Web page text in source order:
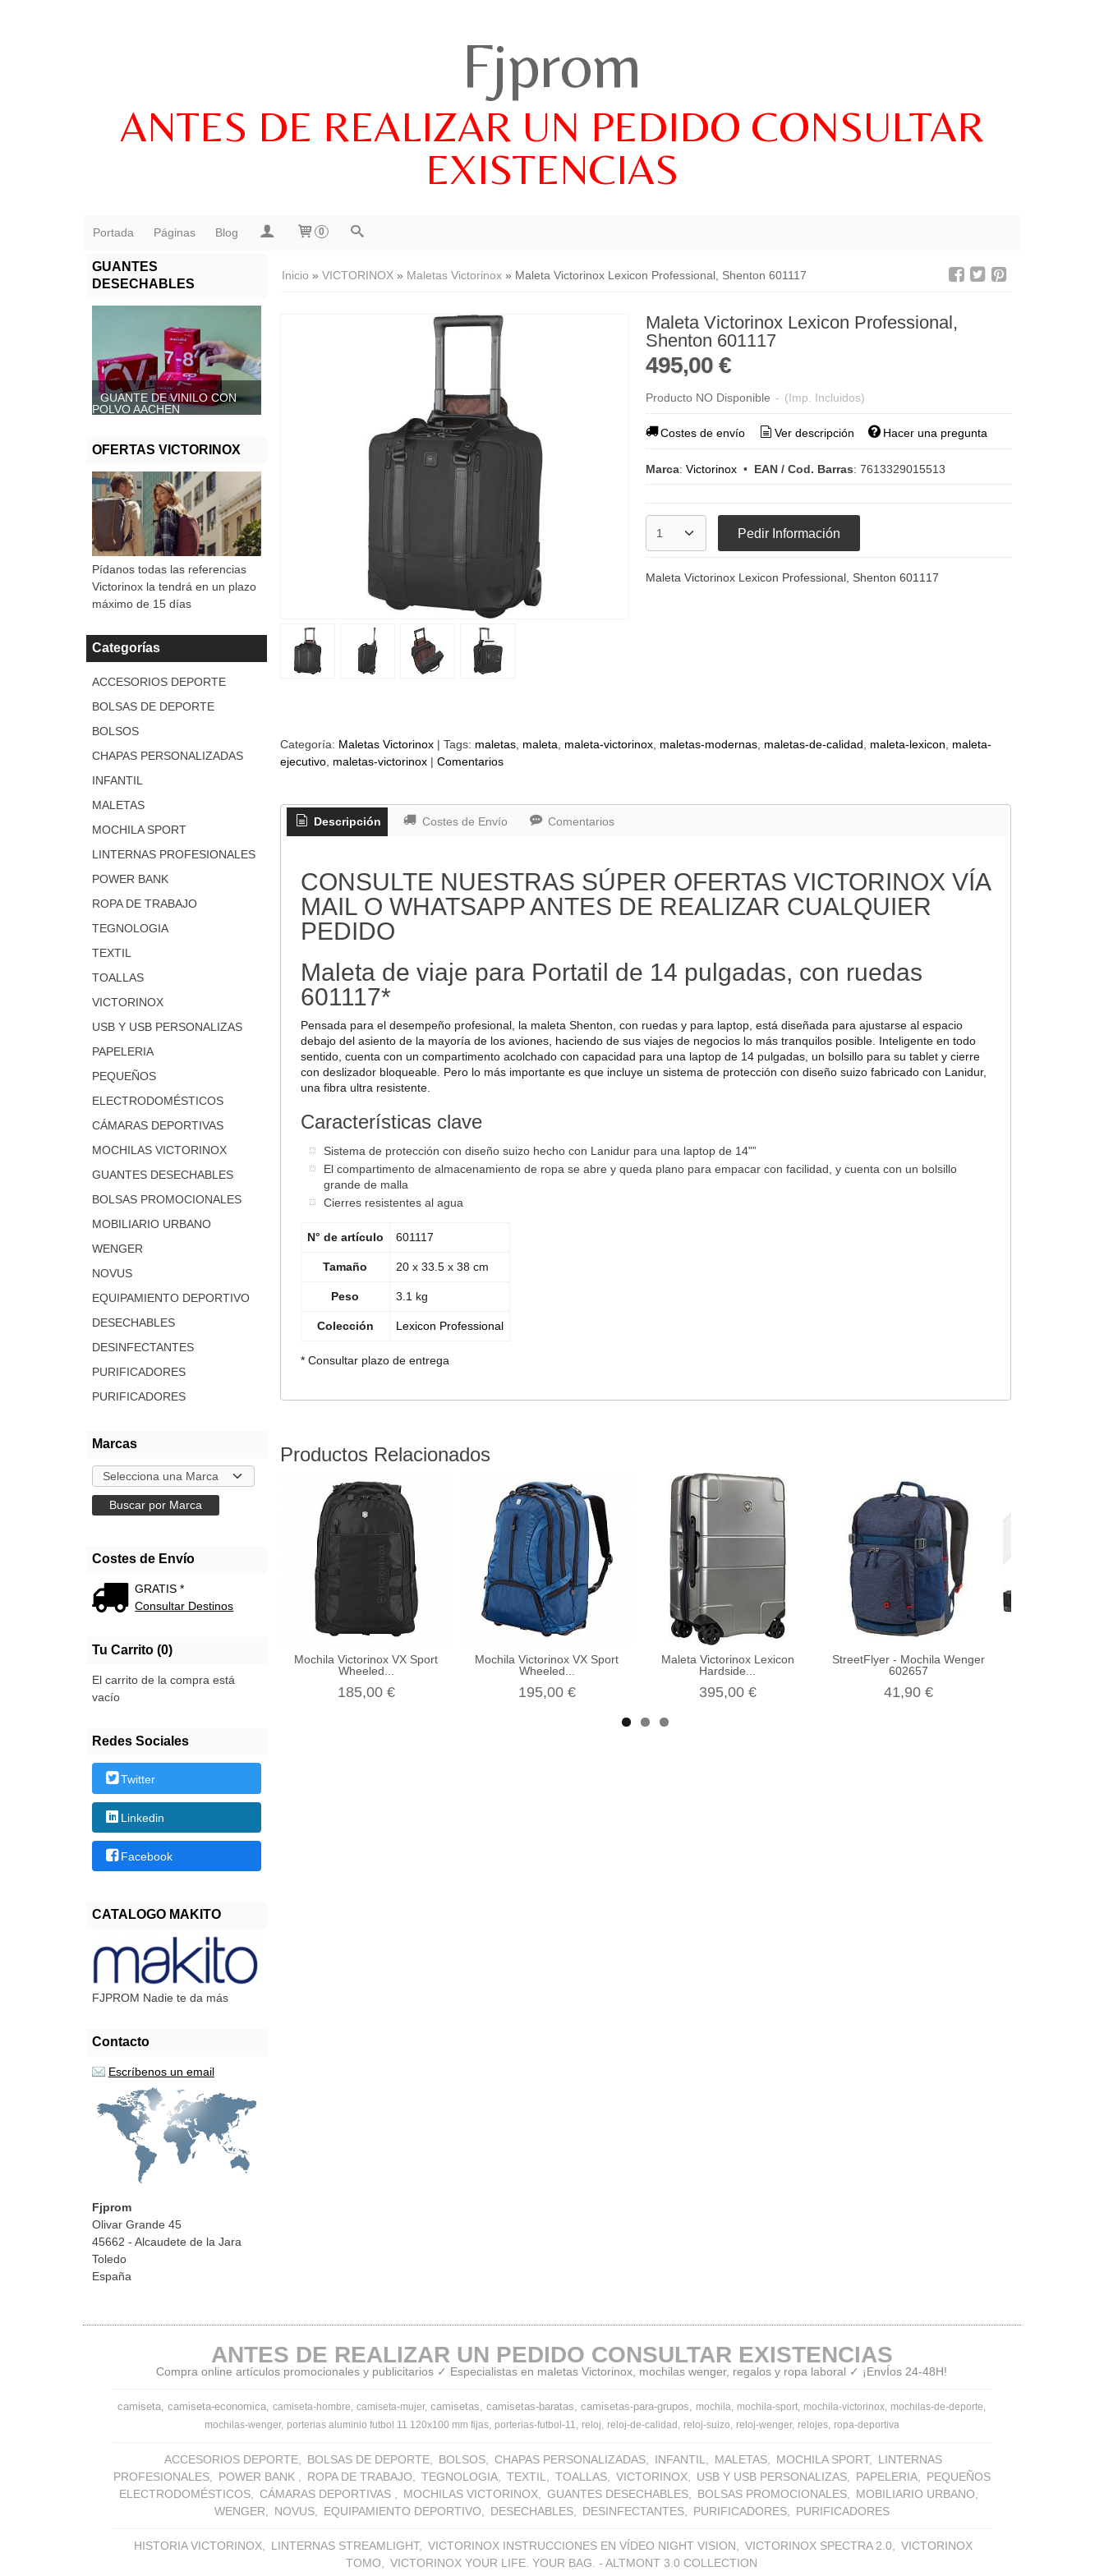
Fjprom
ANTES DE REALIZAR UN PEDIDO CONSULTAR
EXISTENCIAS
Portada Páginas Blog 0
GUANTES
DESECHABLES
GUANTE DE VINILO CON
POLVO AACHEN
GUANTE DE VINILO SIN
POLVO, AACHEN
OFERTAS VICTORINOX
Pídanos todas las referencias
Victorinox la tendrá en un plazo
máximo de 15 días
Categorías
ACCESORIOS DEPORTE
BOLSAS DE DEPORTE
BOLSOS
CHAPAS PERSONALIZADAS
INFANTIL
MALETAS
MOCHILA SPORT
LINTERNAS PROFESIONALES
POWER BANK
ROPA DE TRABAJO
TEGNOLOGIA
TEXTIL
TOALLAS
VICTORINOX
USB Y USB PERSONALIZAS
PAPELERIA
PEQUEÑOS
ELECTRODOMÉSTICOS
CÁMARAS DEPORTIVAS
MOCHILAS VICTORINOX
GUANTES DESECHABLES
BOLSAS PROMOCIONALES
MOBILIARIO URBANO
WENGER
NOVUS
EQUIPAMIENTO DEPORTIVO
DESECHABLES
DESINFECTANTES
PURIFICADORES
PURIFICADORES
Marcas
Costes de Envío
GRATIS *
Consultar Destinos
Tu Carrito (0)
El carrito de la compra está
vacío
Redes Sociales
Twitter
Linkedin
Facebook
CATALOGO MAKITO
FJPROM Nadie te da más
Contacto
Escríbenos un email
Fjprom
Olivar Grande 45
45662 - Alcaudete de la Jara
Toledo
España
Inicio » VICTORINOX» Maletas Victorinox» Maleta Victorinox Lexicon Professional, Shenton 601117
Maleta Victorinox Lexicon Professional,
Shenton 601117
495,00 €
Producto NO Disponible - (Imp. Incluidos)
Costes de envío Ver descripción Hacer una pregunta
Marca: Victorinox• EAN / Cod. Barras: 7613329015513
Pedir Información
Maleta Victorinox Lexicon Professional, Shenton 601117
Categoría: Maletas Victorinox| Tags: maletas maleta maleta-victorinox maletas-modernas maletas-de-calidad maleta-lexicon
maleta-
ejecutivo maletas-victorinox | Comentarios
Descripción Costes de Envío Comentarios
CONSULTE NUESTRAS SÚPER OFERTAS VICTORINOX VÍA
MAIL O WHATSAPP ANTES DE REALIZAR CUALQUIER
PEDIDO
Maleta de viaje para Portatil de 14 pulgadas, con ruedas
601117*
Pensada para el desempeño profesional, la maleta Shenton, con ruedas y para laptop, está diseñada para ajustarse al espacio
debajo del asiento de la mayoría de los aviones, haciendo de sus viajes de negocios lo más tranquilos posible. Inteligente en todo
sentido, cuenta con un compartimento acolchado con capacidad para una laptop de 14 pulgadas, un bolsillo para su tablet y cierre
con deslizador bloqueable. Pero lo más importante es que incluye un sistema de protección con diseño suizo fabricado con Lanidur,
una fibra ultra resistente.
Características clave
Sistema de protección con diseño suizo hecho con Lanidur para una laptop de 14"”
El compartimento de almacenamiento de ropa se abre y queda plano para empacar con facilidad, y cuenta con un bolsillo
grande de malla
Cierres resistentes al agua
N° de artículo 601117
Tamaño 20 x 33.5 x 38 cm
Peso 3.1 kg
Colección Lexicon Professional
* Consultar plazo de entrega
Productos Relacionados
Mochila Victorinox VX Sport
Wheeled...
185,00 €
Mochila Victorinox VX Sport
Wheeled...
195,00 €
Maleta Victorinox Lexicon
Hardside...
395,00 €
StreetFlyer - Mochila Wenger
602657
41,90 €
ANTES DE REALIZAR UN PEDIDO CONSULTAR EXISTENCIAS
Compra online artículos promocionales y publicitarios ✓ Especialistas en maletas Victorinox, mochilas wenger, regalos y ropa laboral ✓ ¡EnvÍos 24-48H!
camiseta camiseta-economica camiseta-hombre camiseta-mujer camisetas camisetas-baratas camisetas-para-grupos mochila mochila-sport mochila-victorinox mochilas-de-deporte
mochilas-wenger porterias aluminio futbol 11 120x100 mm fijas porterias-futbol-11 reloj reloj-de-calidad reloj-suizo reloj-wenger relojes ropa-deportiva
ACCESORIOS DEPORTE BOLSAS DE DEPORTE BOLSOS CHAPAS PERSONALIZADAS INFANTIL MALETAS MOCHILA SPORT
LINTERNAS
PROFESIONALES
POWER BANK ROPA DE TRABAJO TEGNOLOGIA TEXTIL TOALLAS VICTORINOX USB Y USB PERSONALIZAS PAPELERIA
PEQUEÑOS
ELECTRODOMÉSTICOS
CÁMARAS DEPORTIVAS MOCHILAS VICTORINOX GUANTES DESECHABLES BOLSAS PROMOCIONALES
MOBILIARIO URBANO
WENGER
NOVUS EQUIPAMIENTO DEPORTIVO DESECHABLES DESINFECTANTES PURIFICADORES PURIFICADORES
HISTORIA VICTORINOX LINTERNAS STREAMLIGHT VICTORINOX INSTRUCCIONES EN VÍDEO NIGHT VISION VICTORINOX SPECTRA 2.0
VICTORINOX
TOMO
VICTORINOX YOUR LIFE. YOUR BAG. - ALTMONT 3.0 COLLECTION